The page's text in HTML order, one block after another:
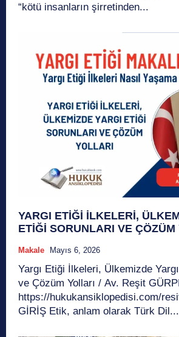
“kötü insanların şirretinden...
YARGI ETİĞİ İLKELERİ,
ETİĞİ SORUNLARI VE
Makale Mayıs 6, 2026
Yargı Etiği İlkeleri, Ülkemizde
ve Çözüm Yolları / Av. Reşit
https://hukukansiklopedisi.com/resit-
GİRİŞ Etik, anlam olarak Türk Dil...